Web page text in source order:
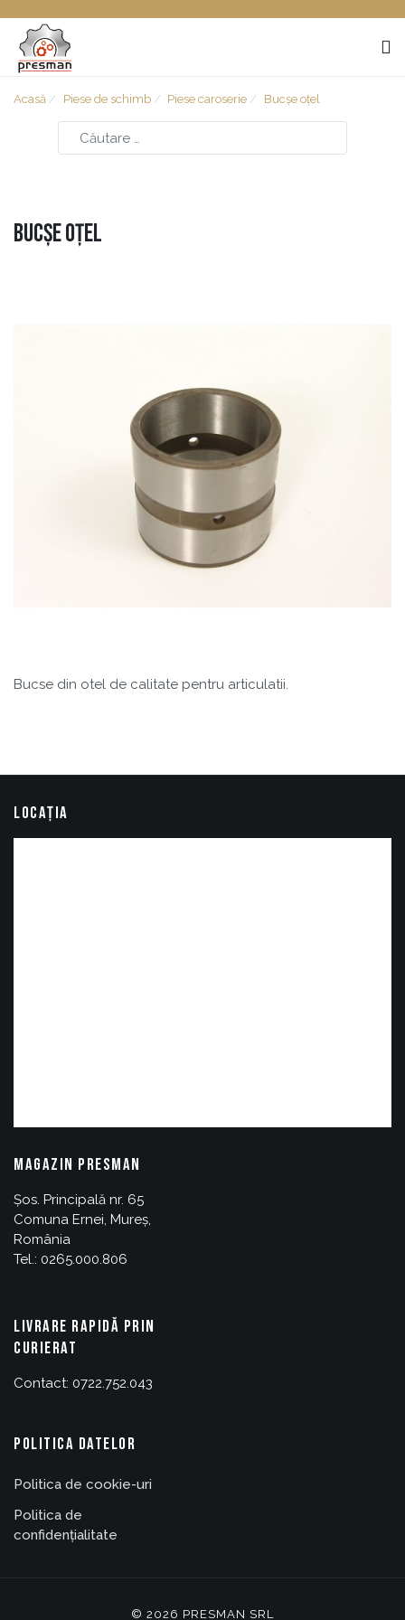
Acasă Piese de schimb Piese caroserie Bucșe oțel
Bucșe oțel
Bucse din otel de calitate pentru articulatii.
LOCAȚIA
MAGAZIN PRESMAN
Șos. Principală nr. 65
Comuna Ernei, Mureș,
România
Tel.: 0265.000.806
LIVRARE RAPIDĂ PRIN
CURIERAT
Contact: 0722.752.043
POLITICA DATELOR
Politica de cookie-uri
Politica de
confidențialitate
© 2026 PRESMAN SRL